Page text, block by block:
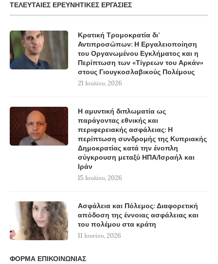
ΤΕΛΕΥΤΑΊΕΣ ΕΡΕΥΝΗΤΙΚΈΣ ΕΡΓΑΣΊΕΣ
Κρατική Τρομοκρατία δι’
Αντιπροσώπων: Η Εργαλειοποίηση
του Οργανωμένου Εγκλήματος και η
Περίπτωση των «Τίγρεων του Αρκάν»
στους Γιουγκοσλαβικούς Πολέμους
21 Ιουλίου, 2026
Η αμυντική διπλωματία ως
παράγοντας εθνικής και
περιφερειακής ασφάλειας: Η
περίπτωση συνδρομής της Κυπριακής
Δημοκρατίας κατά την ένοπλη
σύγκρουση μεταξύ ΗΠΑ/Ισραήλ και
Ιράν
15 Ιουλίου, 2026
Ασφάλεια και Πόλεμος: Διαφορετική
απόδοση της έννοιας ασφάλειας και
του πολέμου στα κράτη
11 Ιουνίου, 2026
ΦΟΡΜΑ ΕΠΙΚΟΙΝΩΝΙΑΣ